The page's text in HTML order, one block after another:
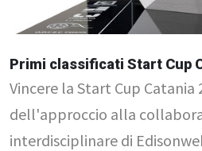
Primi classificati Start Cup
Vincere la Start Cup
dell'approccio alla
interdisciplinare di